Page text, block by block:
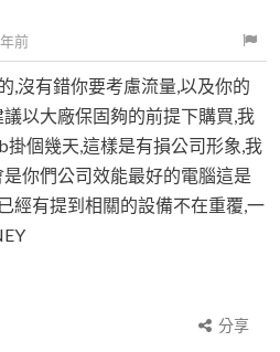
前
,沒有錯你要考慮流量,以及你的
以大廠保固夠的前提下購買,我
個幾天,這樣是有損公司形象,我
你們公司效能最好的電腦這是
經有提到相關的設備不在重覆,一
分享